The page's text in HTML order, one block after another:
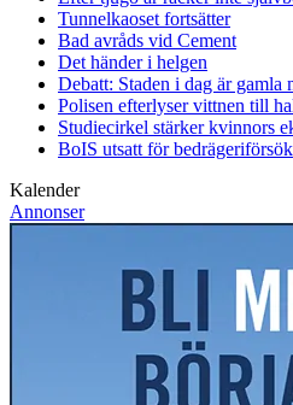
Tunnelkaoset fortsätter
Bad avråds vid Cement
Det händer i helgen
Debatt: Staden i dag är gamla
Polisen efterlyser vittnen till
Studiecirkel stärker kvinnors
BoIS utsatt för bedrägeriförsök
Kalender
Annonser